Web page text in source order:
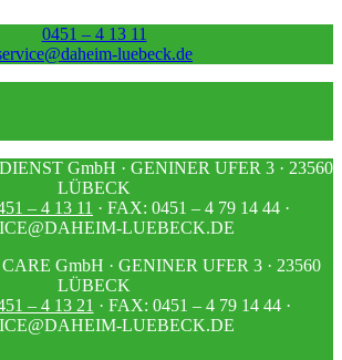
0451 – 4 13 11
luebeck.de
GmbH · GENINER UFER 3 · 23560
LÜBECK
– 4 13 11 · FAX: 0451 – 4 79 14 44 ·
LUEBECK.DE
GmbH · GENINER UFER 3 · 23560
LÜBECK
– 4 13 21 · FAX: 0451 – 4 79 14 44 ·
LUEBECK.DE